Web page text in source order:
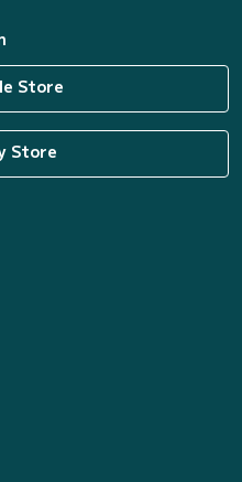
Store
Store